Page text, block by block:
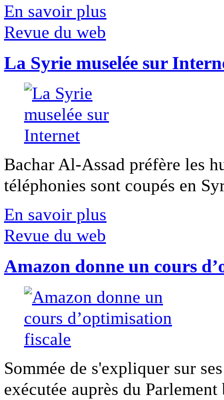
En savoir plus
Revue du web
La Syrie muselée sur
Bachar Al-Assad préfère les
téléphonies sont coupés en
En savoir plus
Revue du web
Amazon donne un cours
Sommée de s'expliquer sur
exécutée auprès du